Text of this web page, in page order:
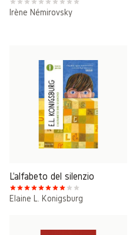
Irène Némirovsky
L'alfabeto del silenzio
Elaine L. Konigsburg